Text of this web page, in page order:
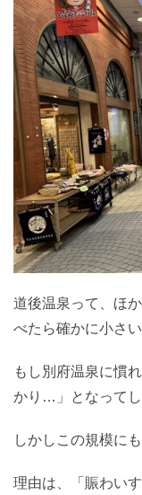
道後温泉って、ほ
べたら確かに小さ
もし別府温泉に慣
かり…」となってし
しかしこの規模に
理由は、「賑わい